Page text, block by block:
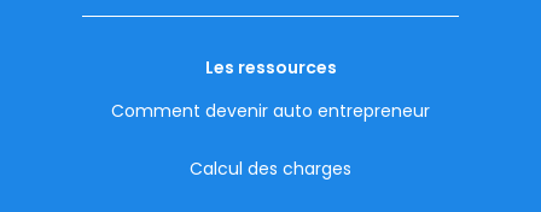
Les ressources
Comment devenir auto entrepreneur
Calcul des charges